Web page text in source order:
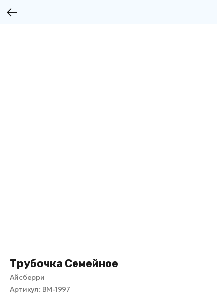
Трубочка Семейное
Айсберри
Артикул: ВМ-1997